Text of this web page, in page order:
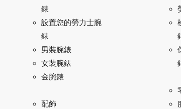
錶
設置您的勞力士腕
錶
男裝腕錶
女裝腕錶
金腕錶
配飾